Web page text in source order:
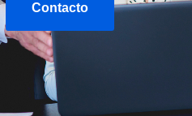
Contacto